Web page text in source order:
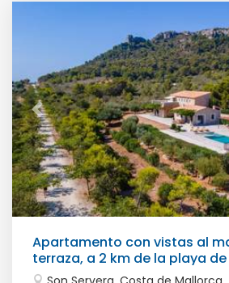
Apartamento con vistas al
terraza, a 2 km de la playa